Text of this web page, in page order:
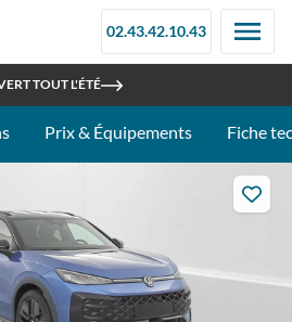
02.43.42.10.43
FOIRE DU MANS - STAND 097C
TOUT L'ÉTÉ
Prix & Équipements Fiche